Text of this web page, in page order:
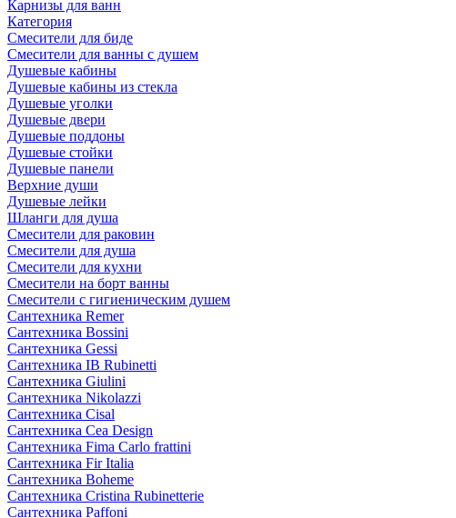
Карнизы для ванн
Категория
Смесители для биде
Смесители для ванны с душем
Душевые кабины
Душевые кабины из стекла
Душевые уголки
Душевые двери
Душевые поддоны
Душевые стойки
Душевые панели
Верхние души
Душевые лейки
Шланги для душа
Смесители для раковин
Смесители для душа
Смесители для кухни
Смесители на борт ванны
Смесители с гигиеническим душем
Сантехника Remer
Сантехника Bossini
Сантехника Gessi
Сантехника IB Rubinetti
Сантехника Giulini
Сантехника Nikolazzi
Сантехника Cisal
Сантехника Cea Design
Сантехника Fima Carlo frattini
Сантехника Fir Italia
Сантехника Boheme
Сантехника Cristina Rubinetterie
Сантехника Paffoni